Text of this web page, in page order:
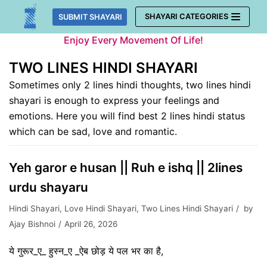
Skip
SUBMIT SHAYARI SHAYARI CATEGORIES
Enjoy Every Movement Of Life!
TWO LINES HINDI SHAYARI
Sometimes only 2 lines hindi thoughts, two lines hindi
shayari is enough to express your feelings and
emotions. Here you will find best 2 lines hindi status
which can be sad, love and romantic.
Yeh garor e husan || Ruh e ishq || 2lines
urdu shayaru
Hindi Shayari, Love Hindi Shayari, Two Lines Hindi Shayari
by
Ajay Bishnoi
April 26, 2026
ये गुरूर_ए_ हुस्न_ए _ऐब छोड़ ये पल भर का है,